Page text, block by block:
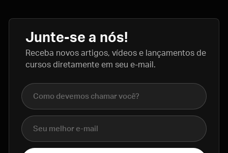
Junte-se a nós!
Receba novos artigos, vídeos e lançamentos de
cursos diretamente em seu e-mail.
Nome completo
E-mail